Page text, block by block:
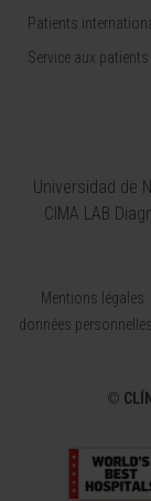
Patients
Service aux patients
Universidad de
CIMA LAB
Mentions légales
données personnelles
©